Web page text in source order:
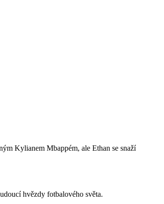
Kylianem Mbappém, ale Ethan se snaží
hvězdy fotbalového světa.